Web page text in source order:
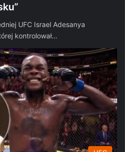
UFC Israel Adesanya
kontrolował…